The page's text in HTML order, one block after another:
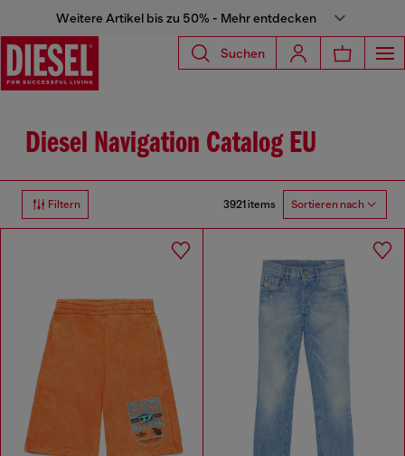
Weitere Artikel bis zu 50% - Mehr entdecken
Suchen
Diesel Navigation Catalog EU
Filtern 3921 items Sortieren nach